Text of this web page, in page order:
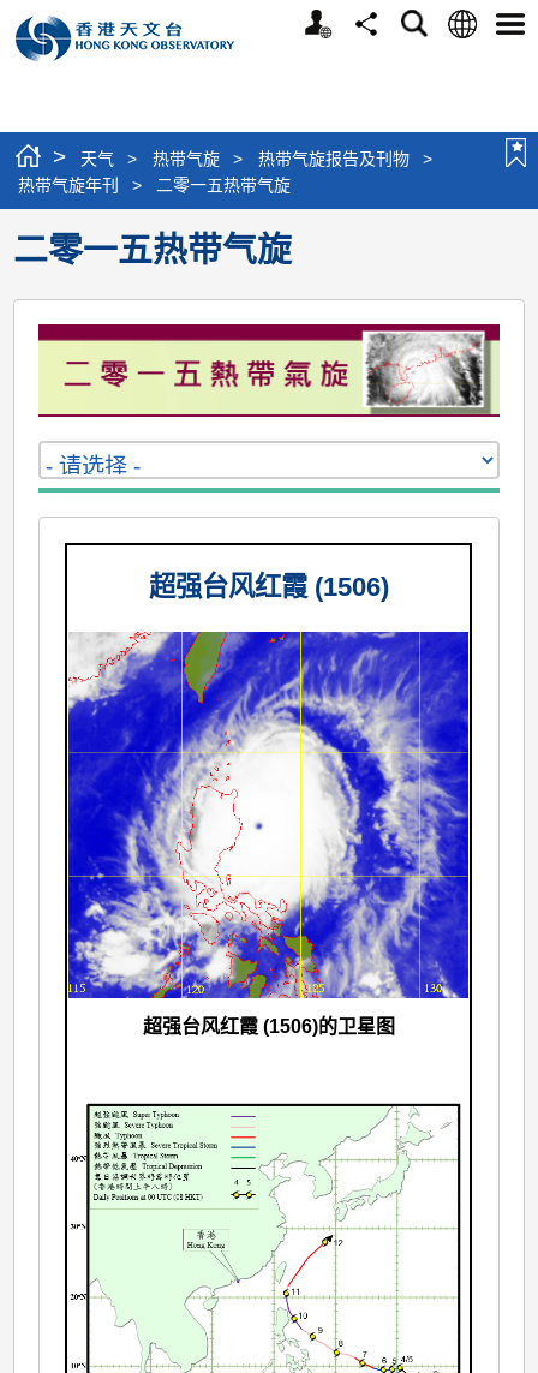
个
分
搜
语
选
> 天气 > 热带气旋 > 热带气旋报告及刊物
>
热带气旋年刊
> 二零一五热带气旋
二零一五热带气旋
超强台风红霞 (1506)
超强台风红霞 (1506)的卫星图